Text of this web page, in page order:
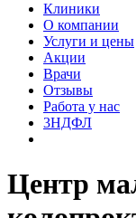
Клиники
О компании
Услуги и цены
Акции
Врачи
Отзывы
Работа у нас
3НДФЛ
Центр